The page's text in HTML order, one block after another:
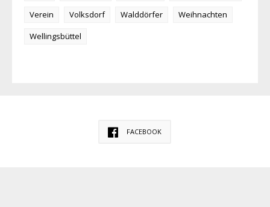
Verein
Volksdorf Walddörfer
Weihnachten
Wellingsbüttel
FACEBOOK